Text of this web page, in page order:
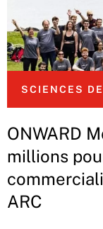
SCIENCES
ONWARD
millions
ARC